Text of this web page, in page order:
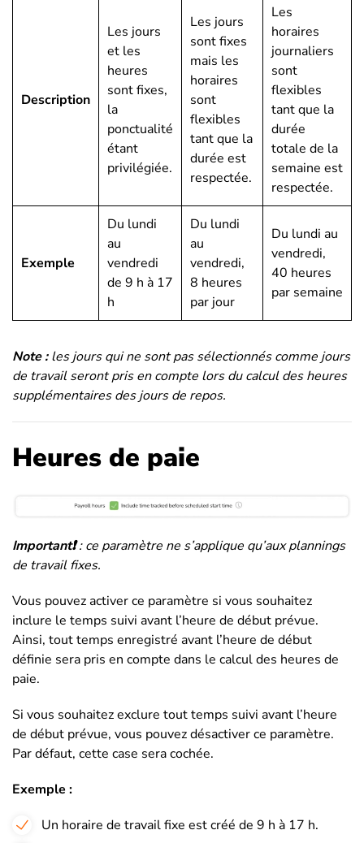
Description
Les jours
et les
heures
sont fixes,
la
ponctualité
étant
privilégiée.
Les jours
sont fixes
mais les
horaires
sont
flexibles
tant que la
durée est
respectée.
Les
horaires
journaliers
sont
flexibles
tant que la
durée
totale de la
semaine est
respectée.
Exemple
Du lundi
au
vendredi
de 9 h à 17
h
Du lundi
au
vendredi,
8 heures
par jour
Du lundi au
vendredi,
40 heures
par semaine
Note :les jours qui ne sont pas sélectionnés comme jours
de travail seront pris en compte lors du calcul des heures
supplémentaires des jours de repos.
Heures de paie
Important❗️: ce paramètre ne s’applique qu’aux plannings
de travail fixes.
Vous pouvez activer ce paramètre si vous souhaitez
inclure le temps suivi avant l’heure de début prévue.
Ainsi, tout temps enregistré avant l’heure de début
définie sera pris en compte dans le calcul des heures de
paie.
Si vous souhaitez exclure tout temps suivi avant l’heure
de début prévue, vous pouvez désactiver ce paramètre.
Par défaut, cette case sera cochée.
Exemple :
Un horaire de travail fixe est créé de 9 h à 17 h.